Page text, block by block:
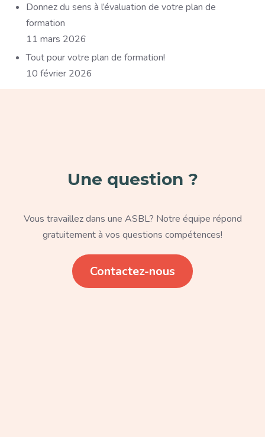
Donnez du sens à l’évaluation de votre plan de
formation
11 mars 2026
Tout pour votre plan de formation!
10 février 2026
Une question ?
Vous travaillez dans une ASBL? Notre équipe répond
gratuitement à vos questions compétences!
Contactez-nous